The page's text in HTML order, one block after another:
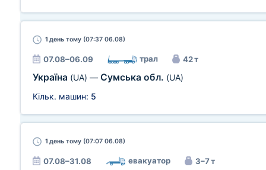
1 день тому (07:37 06.08)
07.08–06.09 трал 42 т
Україна (UA) — Сумська обл. (UA)
Кільк. машин: 5
1 день тому (07:07 06.08)
07.08–31.08 евакуатор 3–7 т